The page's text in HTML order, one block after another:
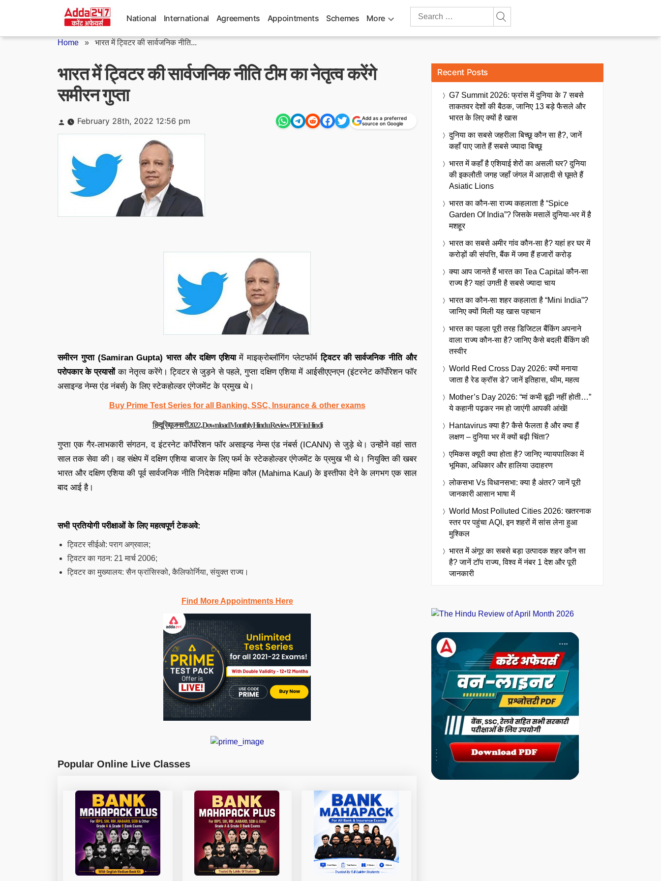
National International Agreements Appointments Schemes More
Search
Home » भारत में ट्विटर की सार्वजनिक नीति...
भारत में ट्विटर की सार्वजनिक नीति टीम का नेतृत्व करेंगे
समीरन गुप्ता
Posted
by
February 28th, 2022 12:56 pm
Add as a preferred
source on Google
समीरन गुप्ता (Samiran Gupta) भारत और दक्षिण एशियामें माइक्रोब्लॉगिंग प्लेटफॉर्मट्विटर की सार्वजनिक नीति और
परोपकार के प्रयासोंका नेतृत्व करेंगे। ट्विटर से जुड़ने से पहले, गुप्ता दक्षिण एशिया में आईसीएएनएन (इंटरनेट कॉर्पोरेशन फॉर
असाइन्ड नेम्स एंड नंबर्स) के लिए स्टेकहोल्डर एंगेजमेंट के प्रमुख थे।
Buy Prime Test Series for all Banking, SSC, Insurance & other exams
हिन्दू रिव्यू जनवरी 2022, Download Monthly Hindu Review PDF in Hindi
गुप्ता एक गैर-लाभकारी संगठन, द इंटरनेट कॉर्पोरेशन फॉर असाइन्ड नेम्स एंड नंबर्स (ICANN) से जुड़े थे। उन्होंने वहां सात
साल तक सेवा की। वह संक्षेप में दक्षिण एशिया बाजार के लिए फर्म के स्टेकहोल्डर एंगेजमेंट के प्रमुख भी थे। नियुक्ति की खबर
भारत और दक्षिण एशिया की पूर्व सार्वजनिक नीति निदेशक महिमा कौल (Mahima Kaul) के इस्तीफा देने के लगभग एक साल
बाद आई है।
सभी प्रतियोगी परीक्षाओं के लिए महत्वपूर्ण टेकअवे:
ट्विटर सीईओ: पराग अग्रवाल;
ट्विटर का गठन: 21 मार्च 2006;
ट्विटर का मुख्यालय: सैन फ्रांसिस्को, कैलिफोर्निया, संयुक्त राज्य।
Find More Appointments Here
Popular Online Live Classes
Recent Posts
G7 Summit 2026: फ्रांस में दुनिया के 7 सबसे
ताकतवर देशों की बैठक, जानिए 13 बड़े फैसले और
भारत के लिए क्यों है खास
दुनिया का सबसे जहरीला बिच्छू कौन सा है?, जानें
कहाँ पाए जाते हैं सबसे ज्यादा बिच्छू
भारत में कहाँ है एशियाई शेरों का असली घर? दुनिया
की इकलौती जगह जहाँ जंगल में आज़ादी से घूमते हैं
Asiatic Lions
भारत का कौन-सा राज्य कहलाता है “Spice
Garden Of India”? जिसके मसालें दुनिया-भर में है
मशहूर
भारत का सबसे अमीर गांव कौन-सा है? यहां हर घर में
करोड़ों की संपत्ति, बैंक में जमा हैं हजारों करोड़
क्या आप जानते हैं भारत का Tea Capital कौन-सा
राज्य है? यहां उगती है सबसे ज्यादा चाय
भारत का कौन-सा शहर कहलाता है “Mini India”?
जानिए क्यों मिली यह खास पहचान
भारत का पहला पूरी तरह डिजिटल बैंकिंग अपनाने
वाला राज्य कौन-सा है? जानिए कैसे बदली बैंकिंग की
तस्वीर
World Red Cross Day 2026: क्यों मनाया
जाता है रेड क्रॉस डे? जानें इतिहास, थीम, महत्व
Mother’s Day 2026: “मां कभी बूढ़ी नहीं होती…”
ये कहानी पढ़कर नम हो जाएंगी आपकी आंखें!
Hantavirus क्या है? कैसे फैलता है और क्या हैं
लक्षण – दुनिया भर में क्यों बढ़ी चिंता?
एमिकस क्यूरी क्या होता है? जानिए न्यायपालिका में
भूमिका, अधिकार और हालिया उदाहरण
लोकसभा Vs विधानसभा: क्या है अंतर? जानें पूरी
जानकारी आसान भाषा में
World Most Polluted Cities 2026: खतरनाक
स्तर पर पहुंचा AQI, इन शहरों में सांस लेना हुआ
मुश्किल
भारत में अंगूर का सबसे बड़ा उत्पादक शहर कौन सा
है? जानें टॉप राज्य, विश्व में नंबर 1 देश और पूरी
जानकारी